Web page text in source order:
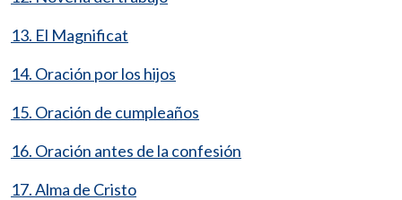
13. El Magnificat
14. Oración por los hijos
15. Oración de cumpleaños
16. Oración antes de la confesión
17. Alma de Cristo